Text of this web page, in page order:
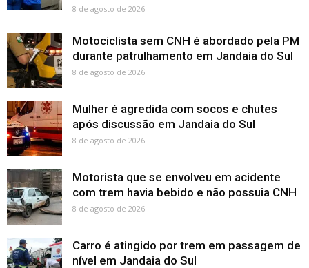
8 de agosto de 2026
Motociclista sem CNH é abordado pela PM
durante patrulhamento em Jandaia do Sul
8 de agosto de 2026
Mulher é agredida com socos e chutes
após discussão em Jandaia do Sul
8 de agosto de 2026
Motorista que se envolveu em acidente
com trem havia bebido e não possuia CNH
8 de agosto de 2026
Carro é atingido por trem em passagem de
nível em Jandaia do Sul